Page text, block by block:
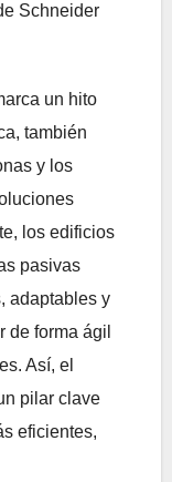
Schneider
un hito
también
y los
los edificios
pasivas
adaptables y
de forma ágil
Así, el
pilar clave
eficientes,